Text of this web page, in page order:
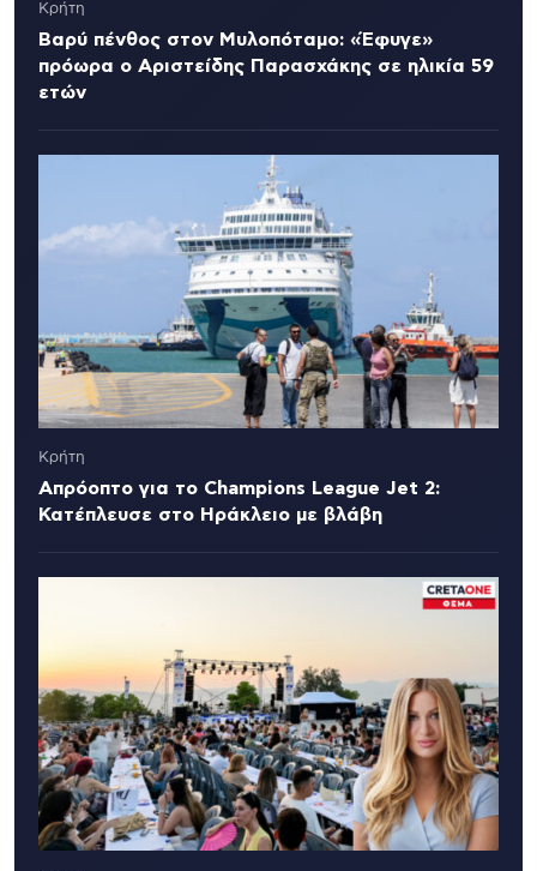
Κρήτη
Βαρύ πένθος στον Μυλοπόταμο: «Έφυγε»
πρόωρα ο Αριστείδης Παρασχάκης σε ηλικία 59
ετών
Κρήτη
Απρόοπτο για το Champions League Jet 2:
Κατέπλευσε στο Ηράκλειο με βλάβη